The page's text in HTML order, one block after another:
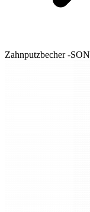
Zahnputzbecher -